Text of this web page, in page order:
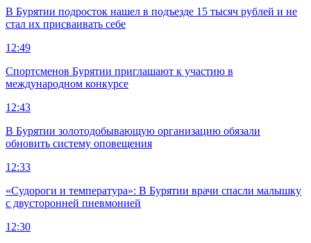
В Бурятии подросток нашел в подъезде 15 тысяч рублей и не
стал их присваивать себе
12:49
Спортсменов Бурятии приглашают к участию в
международном конкурсе
12:43
В Бурятии золотодобывающую организацию обязали
обновить систему оповещения
12:33
«Судороги и температура»: В Бурятии врачи спасли малышку
с двусторонней пневмонией
12:30